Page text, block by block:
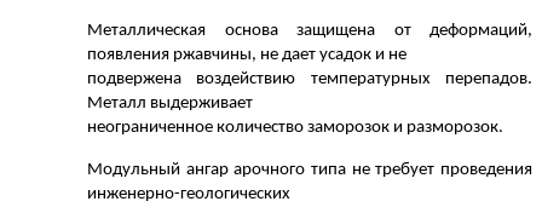
Металлическая основа защищена от деформаций,
появления ржавчины, не дает усадок и не
подвержена воздействию температурных перепадов.
Металл выдерживает
неограниченное количество заморозок и разморозок.
Модульный ангар арочного типа не требует проведения
инженерно-геологических